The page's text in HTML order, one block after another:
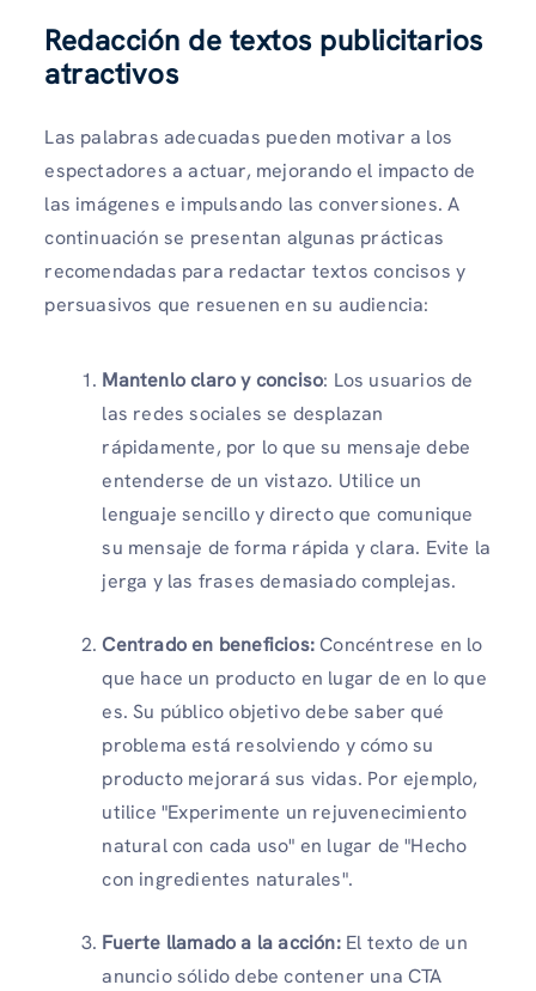
Redacción de textos publicitarios
atractivos
Las palabras adecuadas pueden motivar a los
espectadores a actuar, mejorando el impacto de
las imágenes e impulsando las conversiones. A
continuación se presentan algunas prácticas
recomendadas para redactar textos concisos y
persuasivos que resuenen en su audiencia:
Mantenlo claro y conciso: Los usuarios de
las redes sociales se desplazan
rápidamente, por lo que su mensaje debe
entenderse de un vistazo. Utilice un
lenguaje sencillo y directo que comunique
su mensaje de forma rápida y clara. Evite la
jerga y las frases demasiado complejas.
Centrado en beneficios:Concéntrese en lo
que hace un producto en lugar de en lo que
es. Su público objetivo debe saber qué
problema está resolviendo y cómo su
producto mejorará sus vidas. Por ejemplo,
utilice "Experimente un rejuvenecimiento
natural con cada uso" en lugar de "Hecho
con ingredientes naturales".
Fuerte llamado a la acción:El texto de un
anuncio sólido debe contener una CTA